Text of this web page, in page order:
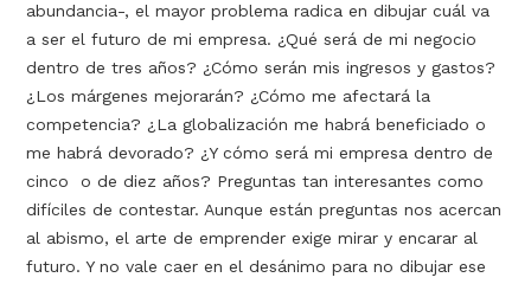
abundancia-, el mayor problema radica en dibujar cuál va
a ser el futuro de mi empresa. ¿Qué será de mi negocio
dentro de tres años? ¿Cómo serán mis ingresos y gastos?
¿Los márgenes mejorarán? ¿Cómo me afectará la
competencia? ¿La globalización me habrá beneficiado o
me habrá devorado? ¿Y cómo será mi empresa dentro de
cinco o de diez años? Preguntas tan interesantes como
difíciles de contestar. Aunque están preguntas nos acercan
al abismo, el arte de emprender exige mirar y encarar al
futuro. Y no vale caer en el desánimo para no dibujar ese